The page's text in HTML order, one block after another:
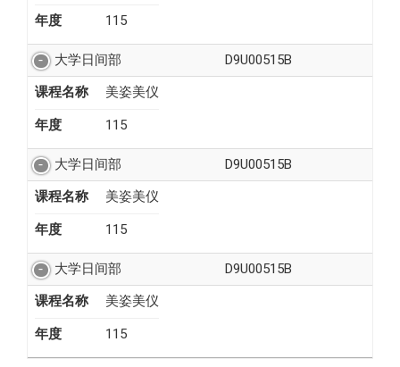
年度 115
大学日间部
D9U00515B
课程名称
美姿美仪
年度 115
大学日间部
D9U00515B
课程名称
美姿美仪
年度 115
大学日间部
D9U00515B
课程名称
美姿美仪
年度 115